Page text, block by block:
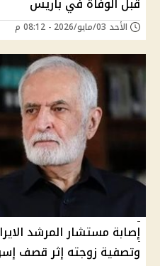
الأحد 03/مايو/2026 - 08:12 م
إصابة مستشار المرشد
وتصفية زوجته إثر قصف